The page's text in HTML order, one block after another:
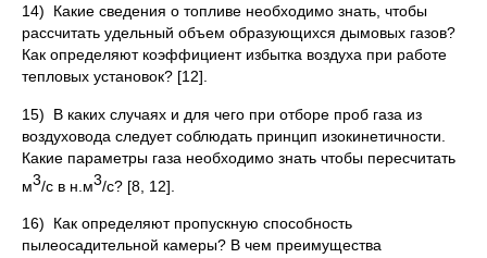
14) Какие сведения о топливе необходимо знать, чтобы
рассчитать удельный объем образующихся дымовых газов?
Как определяют коэффициент избытка воздуха при работе
тепловых установок? [12].
15) В каких случаях и для чего при отборе проб газа из
воздуховода следует соблюдать принцип изокинетичности.
Какие параметры газа необходимо знать чтобы пересчитать
м3/с в н.м3/с? [8, 12].
16) Как определяют пропускную способность
пылеосадительной камеры? В чем преимущества